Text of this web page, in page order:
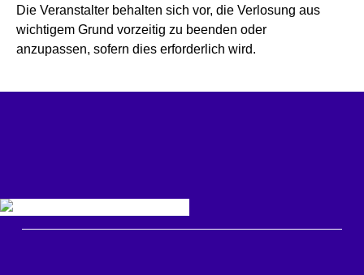
Die Veranstalter behalten sich vor, die Verlosung aus
wichtigem Grund vorzeitig zu beenden oder
anzupassen, sofern dies erforderlich wird.